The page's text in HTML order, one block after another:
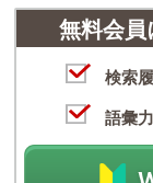
無料会員
検索
語彙